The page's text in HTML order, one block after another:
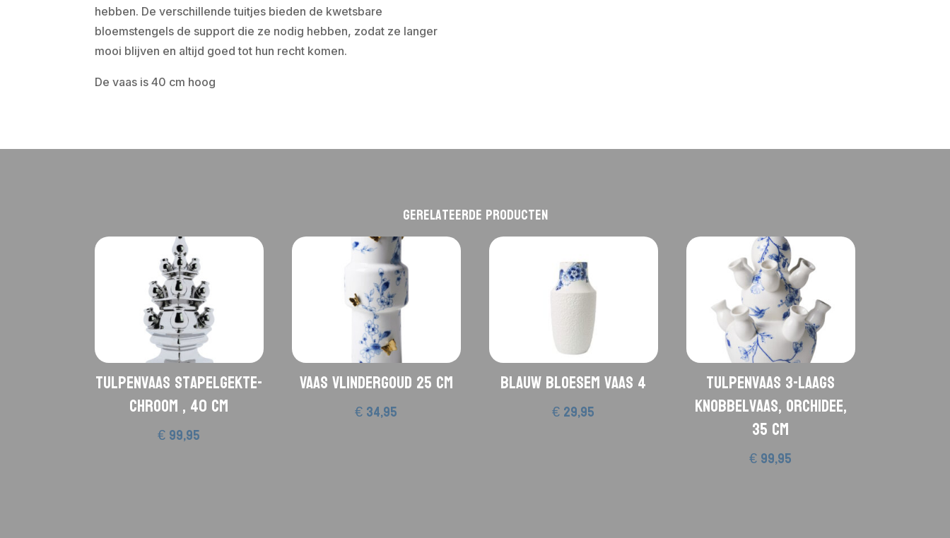
hebben. De verschillende tuitjes bieden de kwetsbare
bloemstengels de support die ze nodig hebben, zodat ze langer
mooi blijven en altijd goed tot hun recht komen.
De vaas is 40 cm hoog
Gerelateerde producten
Tulpenvaas Stapelgekte-
Chroom , 40 cm
€99,95
Vaas Vlindergoud 25 cm
€34,95
Blauw Bloesem vaas 4
€29,95
Tulpenvaas 3-laags
knobbelvaas, Orchidee,
35 cm
€99,95